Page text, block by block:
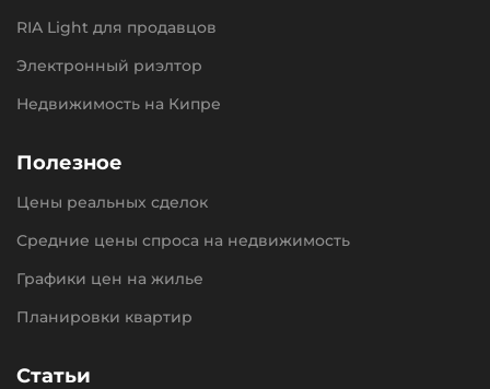
RIA Light для продавцов
Электронный риэлтор
Недвижимость на Кипре
Полезное
Цены реальных сделок
Средние цены спроса на недвижимость
Графики цен на жилье
Планировки квартир
Статьи